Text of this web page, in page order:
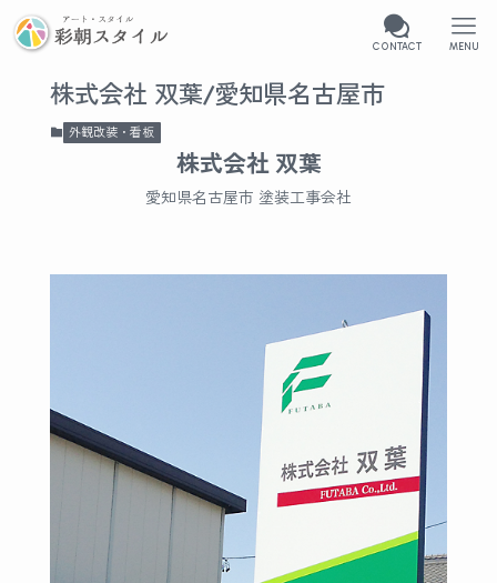
CONTACT MENU
株式会社 双葉/愛知県名古屋市
外観改装・看板
株式会社 双葉
愛知県名古屋市 塗装工事会社